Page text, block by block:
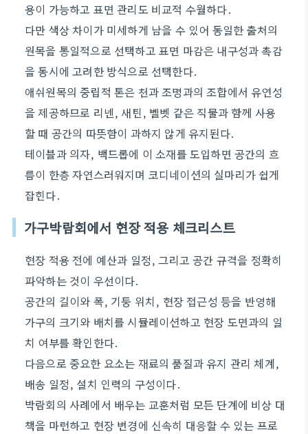
용이 가능하고 표면 관리도 비교적 수월하다.
다만 색상 차이가 미세하게 남을 수 있어 동일한 출처의
원목을 통일적으로 선택하고 표면 마감은 내구성과 촉감
을 동시에 고려한 방식으로 선택한다.
애쉬원목의 중립적 톤은 천과 조명과의 조합에서 유연성
을 제공하므로 리넨, 새틴, 벨벳 같은 직물과 함께 사용
할 때 공간의 따뜻함이 과하지 않게 유지된다.
테이블과 의자, 백드롭에 이 소재를 도입하면 공간의 흐
름이 한층 자연스러워지며 코디네이션의 실마리가 쉽게
잡힌다.
가구박람회에서 현장 적용 체크리스트
현장 적용 전에 예산과 일정, 그리고 공간 규격을 정확히
파악하는 것이 우선이다.
공간의 길이와 폭, 기둥 위치, 현장 접근성 등을 반영해
가구의 크기와 배치를 시뮬레이션하고 현장 도면과의 일
치 여부를 확인한다.
다음으로 중요한 요소는 재료의 품질과 유지 관리 체계,
배송 일정, 설치 인력의 구성이다.
박람회의 사례에서 배우는 교훈처럼 모든 단계에 비상 대
책을 마련하고 현장 변경에 신속히 대응할 수 있는 프로